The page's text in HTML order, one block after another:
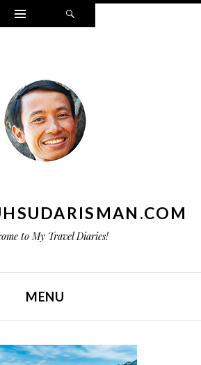
Widgets
to My Travel Diaries!
MENU